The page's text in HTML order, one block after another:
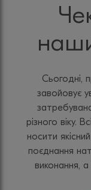
Сьогодні,
завойовує
різного віку.
носити
поєднання
виконання,